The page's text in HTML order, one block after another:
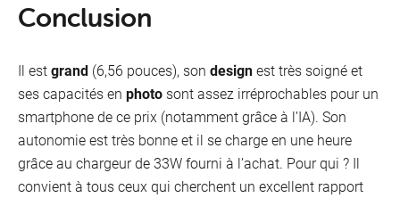
Conclusion
Il estgrand (6,56 pouces), son designest très soigné et
ses capacités en photo sont assez irréprochables pour un
smartphone de ce prix (notamment grâce à l’IA). Son
autonomie est très bonne et il se charge en une heure
grâce au chargeur de 33W fourni à l’achat. Pour qui ? Il
convient à tous ceux qui cherchent un excellent rapport